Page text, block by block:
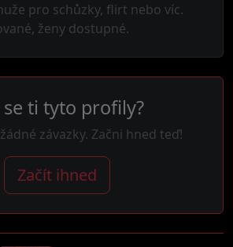
pro schůzky, flirt nebo víc.
ženy dostupné.
se ti tyto profily?
závazky. Začni hned teď!
Začít ihned